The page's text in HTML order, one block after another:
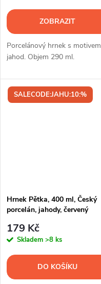
ZOBRAZIT
Porcelánový hrnek s motivem
jahod. Objem 290 ml.
SALECODE:JAHU:10:%
Hrnek Pětka, 400 ml, Český
porcelán, jahody, červený
179 Kč
Skladem >8 ks
DO KOŠÍKU